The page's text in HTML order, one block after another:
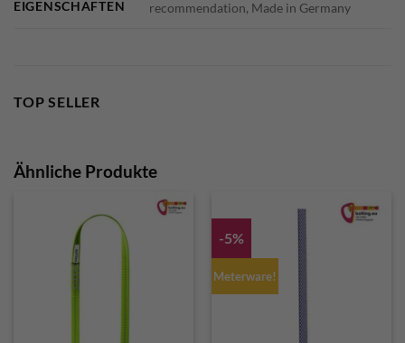
EIGENSCHAFTEN
recommendation, Made in Germany
TOP SELLER
Ähnliche Produkte
-5%
Meterware!